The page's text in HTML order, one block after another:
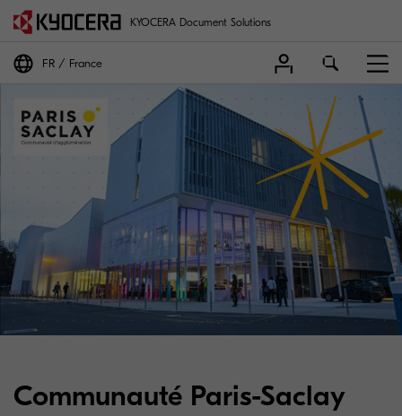
KYOCERA Document Solutions
FR France
Communauté Paris-Saclay